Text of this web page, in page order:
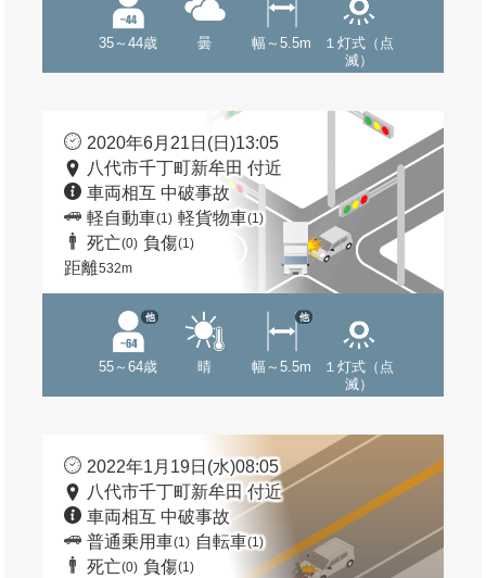
35～44歳 曇 幅～5.5m
１灯式（点
滅）
2020年6月21日(日)13:05
八代市千丁町新牟田 付近
車両相互 中破事故
軽自動車(1) 軽貨物車(1)
死亡(0) 負傷(1)
距離532m
55～64歳
他
晴 幅～5.5m
他
１灯式（点
滅）
2022年1月19日(水)08:05
八代市千丁町新牟田 付近
車両相互 中破事故
普通乗用車(1) 自転車(1)
死亡(0) 負傷(1)